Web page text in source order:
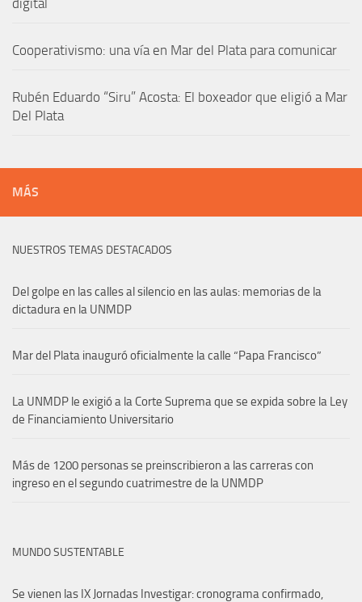
Cooperativismo: una vía en Mar del Plata para comunicar
Rubén Eduardo “Siru” Acosta: El boxeador que eligió a Mar
Del Plata
MÁS
NUESTROS TEMAS DESTACADOS
Del golpe en las calles al silencio en las aulas: memorias de la
dictadura en la UNMDP
Mar del Plata inauguró oficialmente la calle “Papa Francisco”
La UNMDP le exigió a la Corte Suprema que se expida sobre la Ley
de Financiamiento Universitario
Más de 1200 personas se preinscribieron a las carreras con
ingreso en el segundo cuatrimestre de la UNMDP
MUNDO SUSTENTABLE
Se vienen las IX Jornadas Investigar: cronograma confirmado,